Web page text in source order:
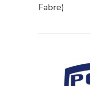
Fabre)